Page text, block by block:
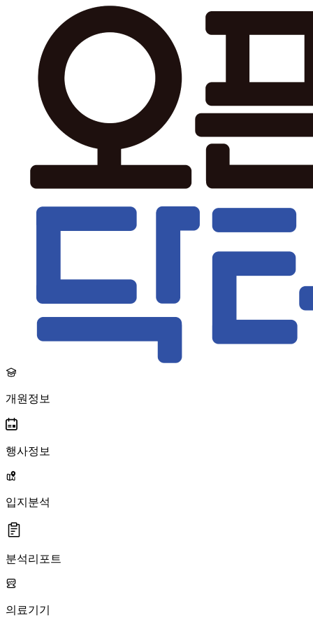
개원정보
행사정보
입지분석
분석리포트
의료기기